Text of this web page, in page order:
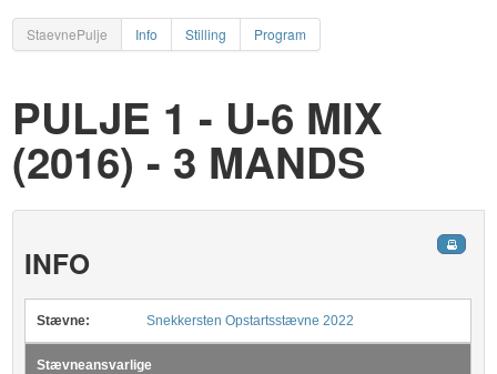
StaevnePulje Info Stilling Program
PULJE 1 - U-6 MIX
(2016) - 3 MANDS
INFO
Stævne: Snekkersten Opstartsstævne 2022
Stævneansvarlige